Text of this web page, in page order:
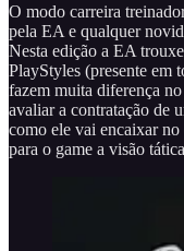
O modo carreira
pela EA e qualquer
Nesta edição a EA
PlayStyles (presente em
fazem muita diferença
avaliar a contratação de
como ele vai encaixar
para o game a visão